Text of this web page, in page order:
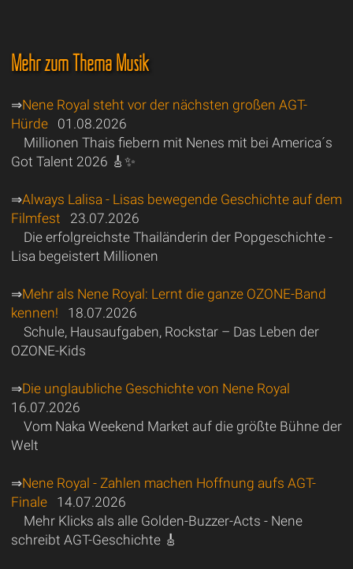
Mehr zum Thema Musik
⇒Nene Royal steht vor der nächsten großen AGT-
Hürde01.08.2026
Millionen Thais fiebern mit Nenes mit bei America´s
Got Talent 2026 🎸✨
⇒Always Lalisa - Lisas bewegende Geschichte auf dem
Filmfest 23.07.2026
Die erfolgreichste Thailänderin der Popgeschichte -
Lisa begeistert Millionen
⇒Mehr als Nene Royal: Lernt die ganze OZONE-Band
kennen! 18.07.2026
Schule, Hausaufgaben, Rockstar – Das Leben der
OZONE-Kids
⇒Die unglaubliche Geschichte von Nene Royal
16.07.2026
Vom Naka Weekend Market auf die größte Bühne der
Welt
⇒Nene Royal - Zahlen machen Hoffnung aufs AGT-
Finale14.07.2026
Mehr Klicks als alle Golden-Buzzer-Acts - Nene
schreibt AGT-Geschichte 🎸